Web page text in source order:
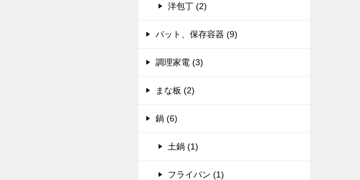
洋包丁 (2)
バット、保存容器 (9)
調理家電 (3)
まな板 (2)
鍋 (6)
土鍋 (1)
フライパン (1)